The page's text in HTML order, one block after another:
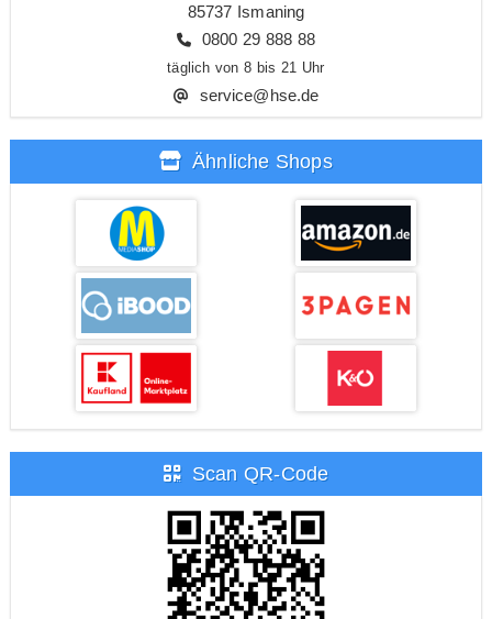
85737 Ismaning
0800 29 888 88
täglich von 8 bis 21 Uhr
service@hse.de
Ähnliche Shops
Scan QR-Code